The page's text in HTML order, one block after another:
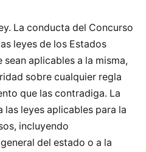
La conducta del Concurso
leyes de los Estados
aplicables a la misma,
sobre cualquier regla
que las contradiga. La
las leyes aplicables para la
incluyendo
del estado o a la